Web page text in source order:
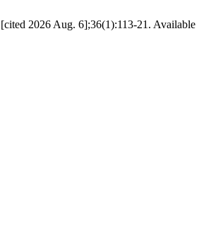
2026 Aug. 6];36(1):113-21. Available